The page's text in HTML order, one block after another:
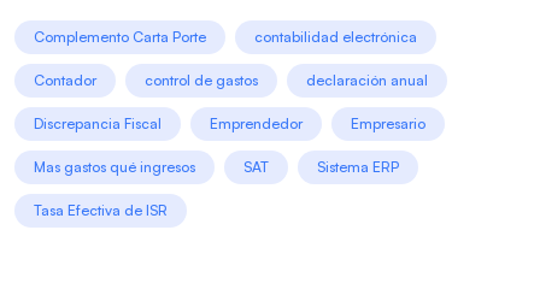
Complemento Carta Porte contabilidad electrónica
Contador control de gastos declaración anual
Discrepancia Fiscal Emprendedor Empresario
Mas gastos qué ingresos SAT Sistema ERP
Tasa Efectiva de ISR